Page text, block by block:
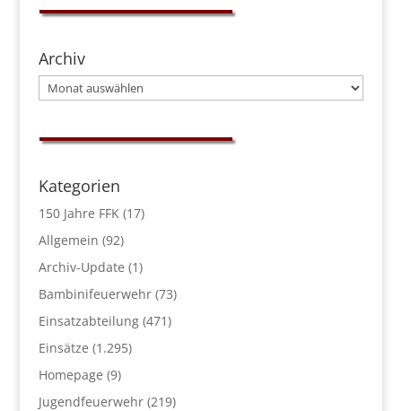
Archiv
Archiv
Kategorien
150 Jahre FFK(17)
Allgemein (92)
Archiv-Update (1)
Bambinifeuerwehr(73)
Einsatzabteilung(471)
Einsätze (1.295)
Homepage (9)
Jugendfeuerwehr(219)